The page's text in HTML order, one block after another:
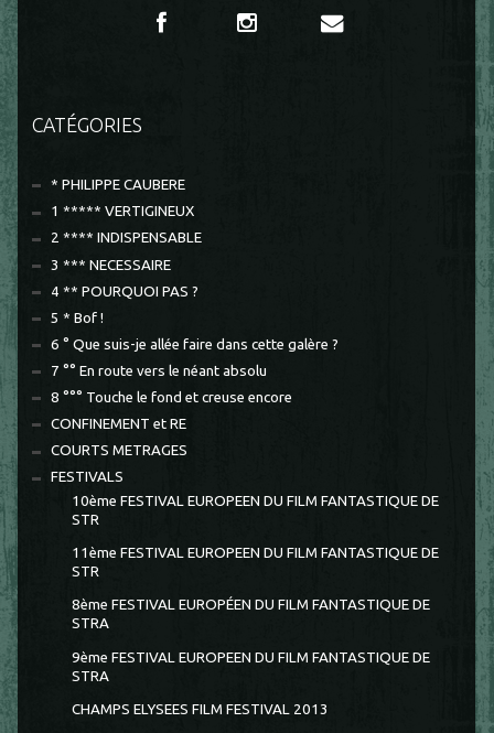
CATÉGORIES
* PHILIPPE CAUBERE
1 ***** VERTIGINEUX
2 **** INDISPENSABLE
3 *** NECESSAIRE
4 ** POURQUOI PAS ?
5 * Bof !
6 ° Que suis-je allée faire dans cette galère ?
7 °° En route vers le néant absolu
8 °°° Touche le fond et creuse encore
CONFINEMENT et RE
COURTS METRAGES
FESTIVALS
10ème FESTIVAL EUROPEEN DU FILM FANTASTIQUE DE
STR
11ème FESTIVAL EUROPEEN DU FILM FANTASTIQUE DE
STR
8ème FESTIVAL EUROPÉEN DU FILM FANTASTIQUE DE
STRA
9ème FESTIVAL EUROPEEN DU FILM FANTASTIQUE DE
STRA
CHAMPS ELYSEES FILM FESTIVAL 2013